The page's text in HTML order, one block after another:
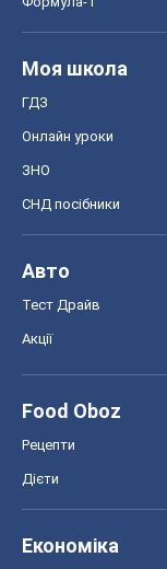
Моя школа
ГДЗ
Онлайн уроки
ЗНО
СНД посібники
Авто
Тест Драйв
Акції
Food Oboz
Рецепти
Дієти
Економіка